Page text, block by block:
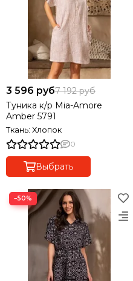
3 596 руб7 192 руб
Туника к/р Mia-Amore
Amber 5791
Ткань: Хлопок
0
Выбрать
−50%